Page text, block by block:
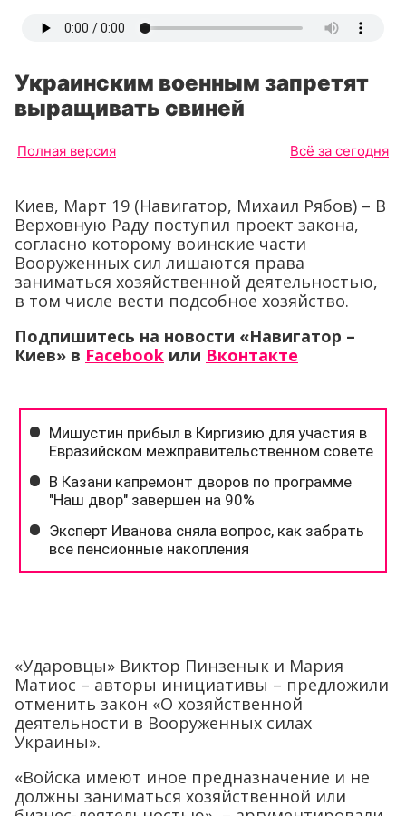
Украинским военным запретят
выращивать свиней
Полная версия Всё за сегодня
Киев, Март 19 (Навигатор, Михаил Рябов) – В
Верховную Раду поступил проект закона,
согласно которому воинские части
Вооруженных сил лишаются права
заниматься хозяйственной деятельностью,
в том числе вести подсобное хозяйство.
Подпишитесь на новости «Навигатор –
Киев» в Facebook или Вконтакте
«Ударовцы» Виктор Пинзенык и Мария
Матиос – авторы инициативы – предложили
отменить закон «О хозяйственной
деятельности в Вооруженных силах
Украины».
«Войска имеют иное предназначение и не
должны заниматься хозяйственной или